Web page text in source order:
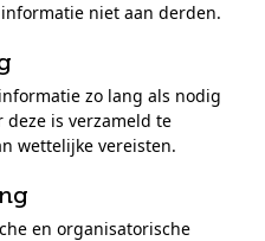
niet aan derden.
zo lang als nodig
deze is verzameld te
wettelijke vereisten.
en organisatorische